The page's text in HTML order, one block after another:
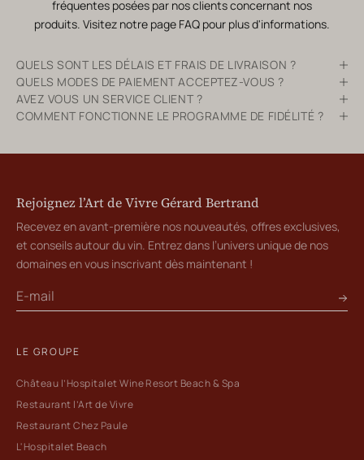
fréquentes posées par nos clients concernant nos
produits. Visitez notre page FAQ pour plus d'informations.
QUELS SONT LES DÉLAIS ET FRAIS DE LIVRAISON ?
QUELS MODES DE PAIEMENT ACCEPTEZ-VOUS ?
AVEZ VOUS UN SERVICE CLIENT ?
COMMENT FONCTIONNE LE PROGRAMME DE FIDÉLITÉ ?
Rejoignez l’Art de Vivre Gérard Bertrand
Recevez en avant-première nos nouveautés, offres exclusives,
et conseils autour du vin. Entrez dans l’univers unique de nos
domaines en vous inscrivant dès maintenant !
LE GROUPE
Château l’Hospitalet Wine Resort Beach & Spa
Restaurant l’Art de Vivre
Restaurant Chez Paule
L'Hospitalet Beach